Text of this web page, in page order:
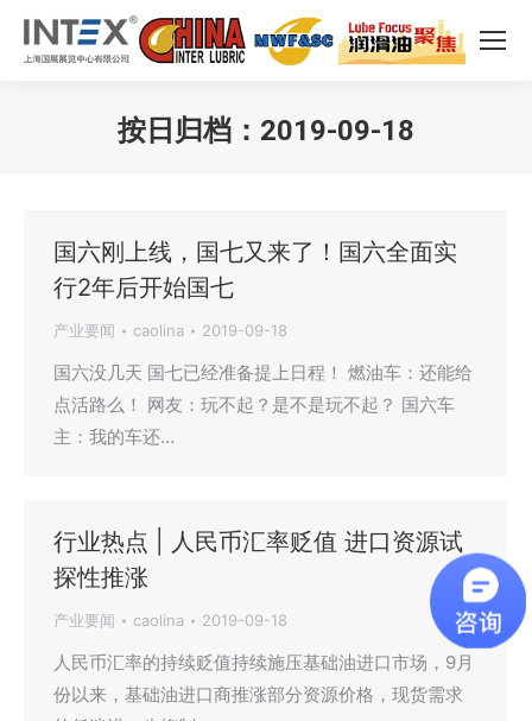
按日归档： 2019-09-18
国六刚上线，国七又来了！国六全面实
行2年后开始国七
产业要闻 caolina 2019-09-18
国六没几天 国七已经准备提上日程！ 燃油车：还能给
点活路么！ 网友：玩不起？是不是玩不起？ 国六车
主：我的车还…
行业热点 | 人民币汇率贬值 进口资源试
探性推涨
产业要闻 caolina 2019-09-18
人民币汇率的持续贬值持续施压基础油进口市场，9月
份以来，基础油进口商推涨部分资源价格，现货需求